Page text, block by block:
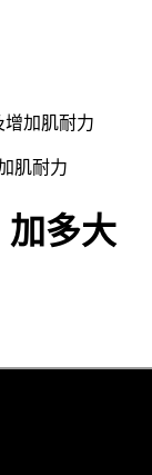
增加肌耐力
加多大